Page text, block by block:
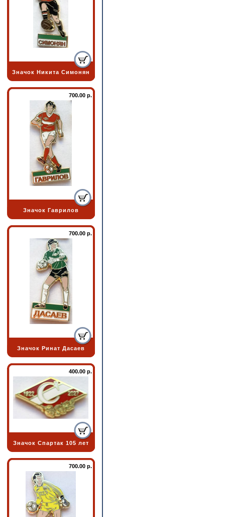
Значок Никита Симонян
700.00 р.
Значок Гаврилов
700.00 р.
Значок Ринат Дасаев
400.00 р.
Значок Спартак 105 лет
700.00 р.